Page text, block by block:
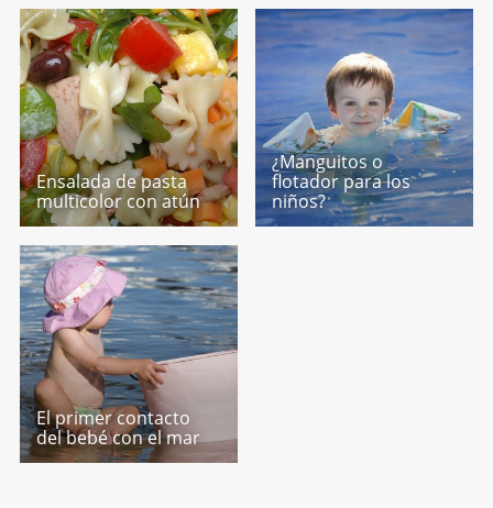
Ensalada de pasta
multicolor con atún
¿Manguitos o
flotador para los
niños?
El primer contacto
del bebé con el mar